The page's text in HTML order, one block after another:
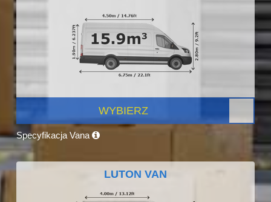
WYBIERZ
Specyfikacja Vana
LUTON VAN